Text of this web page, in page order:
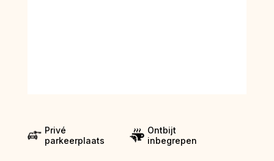
Privé
parkeerplaats
Ontbijt
inbegrepen